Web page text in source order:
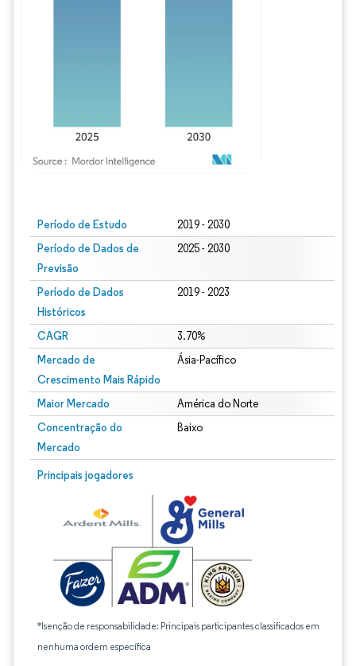
Período de Estudo 2019 - 2030
Período de Dados de
Previsão
2025 - 2030
Período de Dados
Históricos
2019 - 2023
CAGR 3.70%
Mercado de
Crescimento Mais Rápido
Ásia-Pacífico
Maior Mercado América do Norte
Concentração do
Mercado
Baixo
Principais jogadores
*Isenção de responsabilidade: Principais participantes classificados em
nenhuma ordem específica